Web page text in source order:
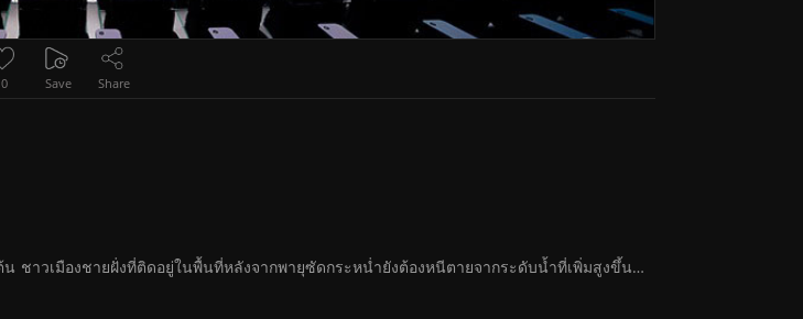
0 Save Share
น ชาวเมืองชายฝั่งที่ติดอยู่ในพื้นที่หลังจากพายุซัดกระหน่ำยังต้องหนีตายจากระดับน้ำที่เพิ่มสูงขึ้น…